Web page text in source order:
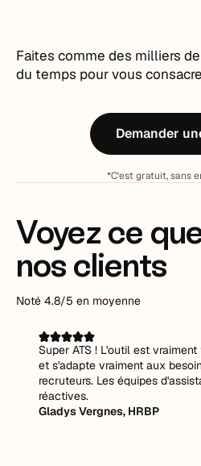
Faites comme des milliers
du temps pour vous
Demander
*C'est gratuit, sans
Voyez ce
nos clients
Noté 4.8/5 en moyenne
Super ATS ! L'outil est
et s'adapte vraiment aux
recruteurs. Les équipes
réactives.
Gladys Vergnes, HRBP